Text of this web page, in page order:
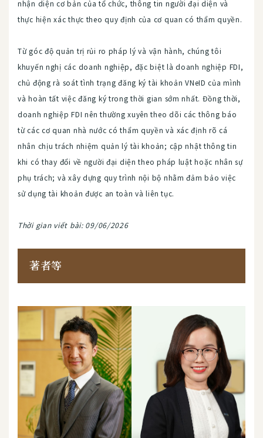
nhận diện cơ bản của tổ chức, thông tin người đại diện và
thực hiện xác thực theo quy định của cơ quan có thẩm quyền.
Từ góc độ quản trị rủi ro pháp lý và vận hành, chúng tôi
khuyến nghị các doanh nghiệp, đặc biệt là doanh nghiệp FDI,
chủ động rà soát tình trạng đăng ký tài khoản VNeID của mình
và hoàn tất việc đăng ký trong thời gian sớm nhất. Đồng thời,
doanh nghiệp FDI nên thường xuyên theo dõi các thông báo
từ các cơ quan nhà nước có thẩm quyền và xác định rõ cá
nhân chịu trách nhiệm quản lý tài khoản; cập nhật thông tin
khi có thay đổi về người đại diện theo pháp luật hoặc nhân sự
phụ trách; và xây dựng quy trình nội bộ nhằm đảm bảo việc
sử dụng tài khoản được an toàn và liên tục.
Thời gian viết bài: 09/06/2026
著者等